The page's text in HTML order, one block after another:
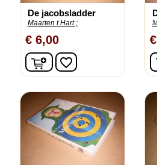
De jacobsladder
Maarten t Hart ;
€ 6,00
In winkelwagen
favorite_border